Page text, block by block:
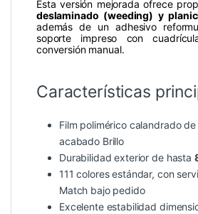
Esta versión mejorada ofrece
deslaminado (weeding) y
además de un adhesivo
soporte impreso con
conversión manual.
Características
Film polimérico calandrado
acabado Brillo
Durabilidad exterior de hasta
111 colores estándar, con
Match bajo pedido
Excelente estabilidad